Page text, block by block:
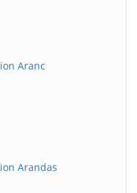
Aranc
Arandas